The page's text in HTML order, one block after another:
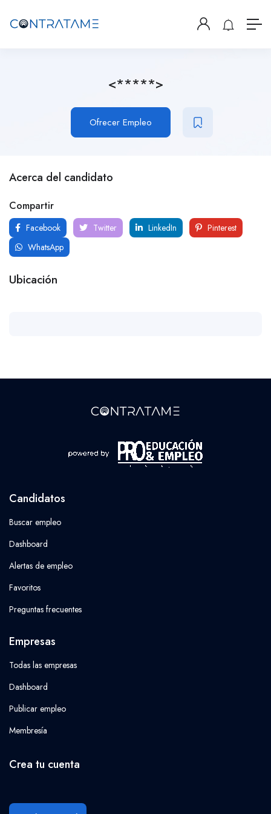
<*****>
Ofrecer Empleo
Acerca del candidato
Compartir
Facebook Twitter LinkedIn
Pinterest
WhatsApp
Ubicación
Candidatos
Buscar empleo
Dashboard
Alertas de empleo
Favoritos
Preguntas frecuentes
Empresas
Todas las empresas
Dashboard
Publicar empleo
Membresía
Crea tu cuenta